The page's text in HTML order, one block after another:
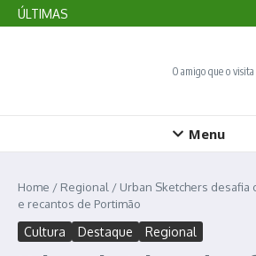
Ir para o conteúdo
ÚLTIMAS
Lagoa realiza 45ª edição da
O amigo que o
Menu
Home / Regional / Urban Sketchers desafia
e recantos de Portimão
Cultura Destaque Regional